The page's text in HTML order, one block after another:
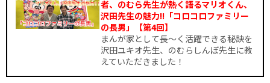
者、のむら先生が熱く語るマリオくん、
沢田先生の魅力!!「コロコロファミリー
の長男」【第4回】
まんが家として長〜く活躍できる秘訣を
沢田ユキオ先生、のむらしんぼ先生に教
えていただきました！